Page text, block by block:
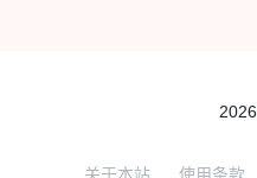
2026